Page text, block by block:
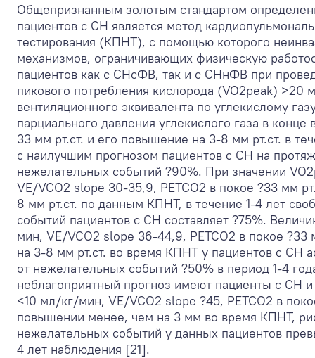
Общепризнанным золотым стандартом
пациентов с СН является метод
тестирования (КПНТ), с помощью которого
механизмов, ограничивающих физическую
пациентов как с СНсФВ, так и с СНнФВ при
пикового потребления кислорода (VO2peak) >20
вентиляционного эквивалента по углекислому
парциального давления углекислого газа в конце
33 мм рт.ст. и его повышение на 3-8 мм рт.ст. в
с наилучшим прогнозом пациентов с СН на
нежелательных событий ?90%. При значении VO2
VE/VCO2 slope 30-35,9, PETCO2 в покое ?33 мм
8 мм рт.ст. по данным КПНТ, в течение 1-4 лет
событий пациентов с СН составляет ?75%.
мин, VE/VCO2 slope 36-44,9, PETCO2 в покое ?33
на 3-8 мм рт.ст. во время КПНТ у пациентов с СН
от нежелательных событий ?50% в период 1-4
неблагоприятный прогноз имеют пациенты с СН
<10 мл/кг/мин, VE/VCO2 slope ?45, PETCO2 в
повышении менее, чем на 3 мм во время КПНТ,
нежелательных событий у данных пациентов
4 лет наблюдения [21].